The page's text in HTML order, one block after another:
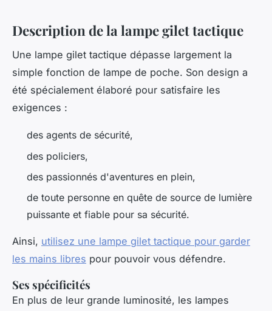
Description de la lampe gilet tactique
Une lampe gilet tactique dépasse largement la
simple fonction de lampe de poche. Son design a
été spécialement élaboré pour satisfaire les
exigences :
des agents de sécurité,
des policiers,
des passionnés d'aventures en plein,
de toute personne en quête de source de lumière
puissante et fiable pour sa sécurité.
Ainsi, utilisez une lampe gilet tactique pour garder
les mains libres pour pouvoir vous défendre.
Ses spécificités
En plus de leur grande luminosité, les lampes